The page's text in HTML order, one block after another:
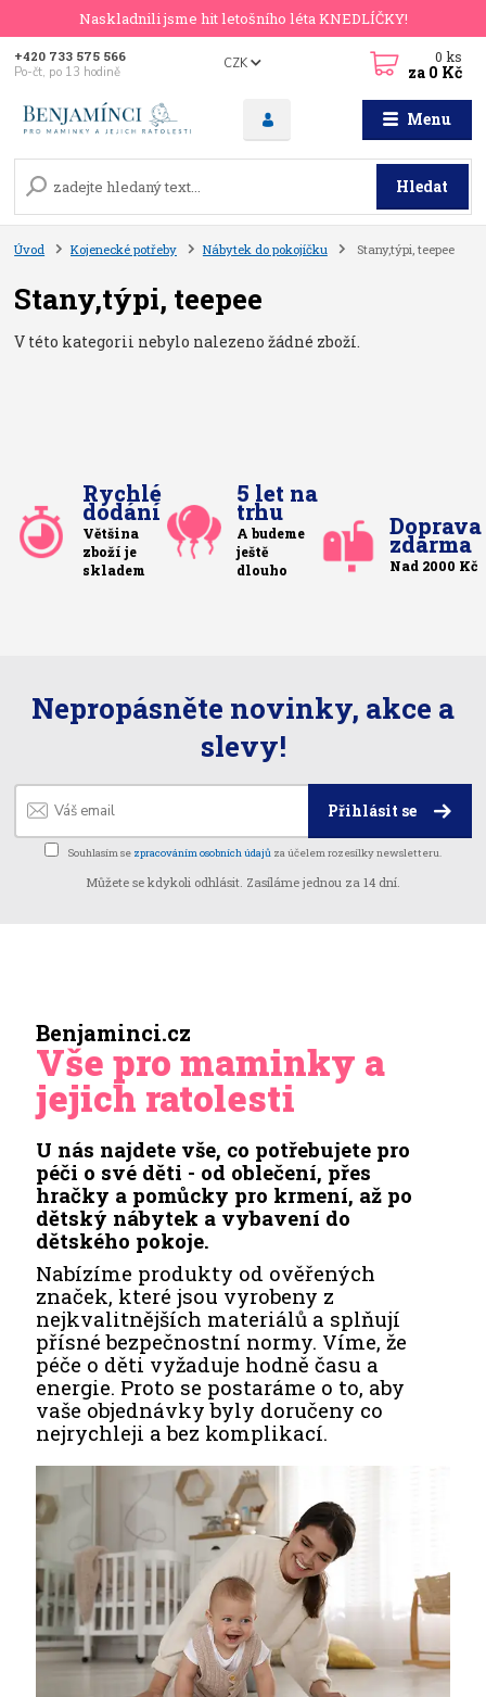
Naskladnili jsme hit letošního léta KNEDLÍČKY!
Menu
CZK
Hledat
+420 733 575 566
Po-čt, po 13 hodině
0ks
za 0 Kč
Úvod Kojenecké potřeby Nábytek do pokojíčku Stany,týpi, teepee
Stany,týpi, teepee
V této kategorii nebylo nalezeno žádné zboží.
Rychlé
dodání
Většina
zboží je
skladem
5 let na
trhu
A budeme
ještě
dlouho
Doprava
zdarma
Nad 2000 Kč
Nepropásněte novinky, akce a
slevy!
Přihlásit se
Souhlasím se zpracováním osobních údajů za účelem rozesílky newsletteru.
Můžete se kdykoli odhlásit. Zasíláme jednou za 14 dní.
Benjaminci.cz
Vše pro maminky a
jejich ratolesti
U nás najdete vše, co potřebujete pro
péči o své děti - od oblečení, přes
hračky a pomůcky pro krmení, až po
dětský nábytek a vybavení do
dětského pokoje.
Nabízíme produkty od ověřených
značek, které jsou vyrobeny z
nejkvalitnějších materiálů a splňují
přísné bezpečnostní normy. Víme, že
péče o děti vyžaduje hodně času a
energie. Proto se postaráme o to, aby
vaše objednávky byly doručeny co
nejrychleji a bez komplikací.